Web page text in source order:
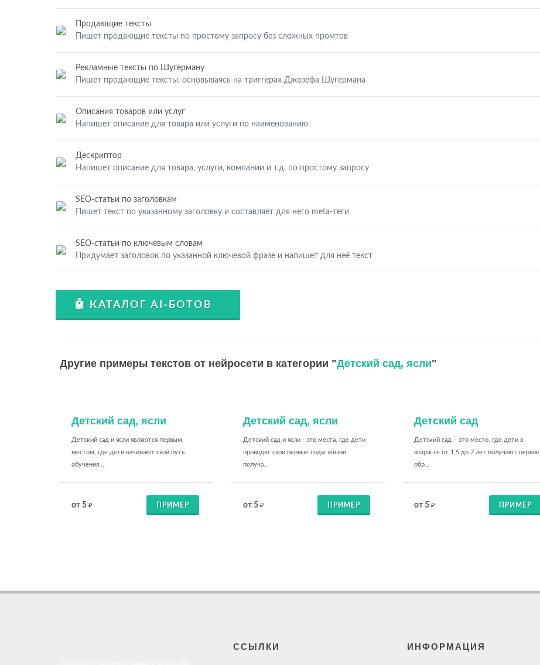
Продающие тексты
Пишет продающие тексты по простому запросу без сложных промтов
Рекламные тексты по Шугерману
Пишет продающие тексты, основываясь на триггерах Джозефа Шугермана
Описания товаров или услуг
Напишет описание для товара или услуги по наименованию
Дескриптор
Напишет описание для товара, услуги, компании и т.д. по простому запросу
SEO-статьи по заголовкам
Пишет текст по указанному заголовку и составляет для него meta-теги
SEO-статьи по ключевым словам
Придумает заголовок по указанной ключевой фразе и напишет для неё текст
🤖 КАТАЛОГ AI-БОТОВ
Другие примеры текстов от нейросети в категории "Детский сад, ясли"
Детский сад, ясли
Детский сад и ясли являются первым
местом, где дети начинают свой путь
обучения ...
от 5 ₽ ПРИМЕР
Детский сад, ясли
Детский сад и ясли - это места, где дети
проводят свои первые годы жизни,
получа...
от 5 ₽ ПРИМЕР
Детский сад
Детский сад – это место, где дети в
возрасте от 1,5 до 7 лет получают первое
обр...
от 5 ₽ ПРИМЕР
ССЫЛКИ ИНФОРМАЦИЯ